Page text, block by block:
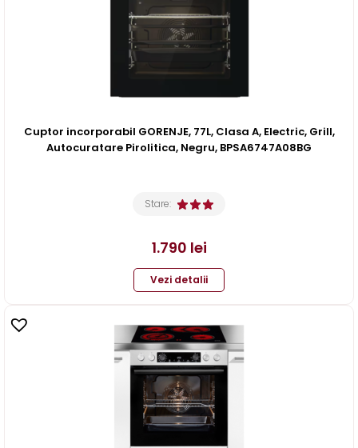
Cuptor incorporabil GORENJE, 77L, Clasa A, Electric, Grill,
Autocuratare Pirolitica, Negru, BPSA6747A08BG
Stare:
1.790 lei
Vezi detalii